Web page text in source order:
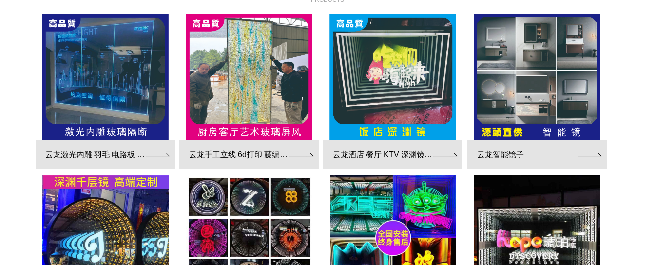
云龙激光内雕 羽毛 电路板 3d效果展现 云龙手工立线 6d打印 藤编夹胶 新款 厂家直销 云龙酒店 餐厅 KTV 深渊镜彩色跑马灯 云龙智能镜子